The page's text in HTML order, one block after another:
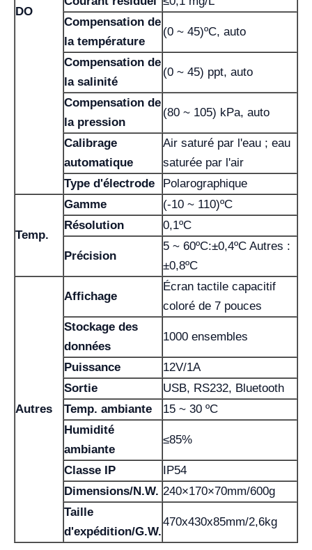
DO
Compensation de
la température
(0 ~ 45)ºC, auto
Compensation de
la salinité
(0 ~ 45) ppt, auto
Compensation de
la pression
(80 ~ 105) kPa, auto
Calibrage
automatique
Air saturé par l'eau ; eau
saturée par l'air
Type d'électrode
Polarographique
Temp.
Gamme
(-10 ~ 110)ºC
Résolution
0,1ºC
Précision
5 ~ 60ºC:±0,4ºC Autres :
±0,8ºC
Autres
Affichage
Écran tactile capacitif
coloré de 7 pouces
Stockage des
données
1000 ensembles
Puissance
12V/1A
Sortie
USB, RS232, Bluetooth
Temp. ambiante
15 ~ 30 ºC
Humidité
ambiante
≤85%
Classe IP
IP54
Dimensions/N.W. 240×170×70mm/600g
Taille
d'expédition/G.W.
470x430x85mm/2,6kg